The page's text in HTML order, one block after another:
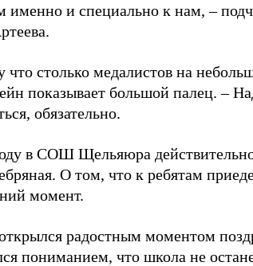
именно и специально к нам, –
что столько медалистов на
показывает большой палец. –
обязательно.
в СОШ Щельяюра
О том, что к ребятам
момент.
радостным моментом
пониманием, что школа не